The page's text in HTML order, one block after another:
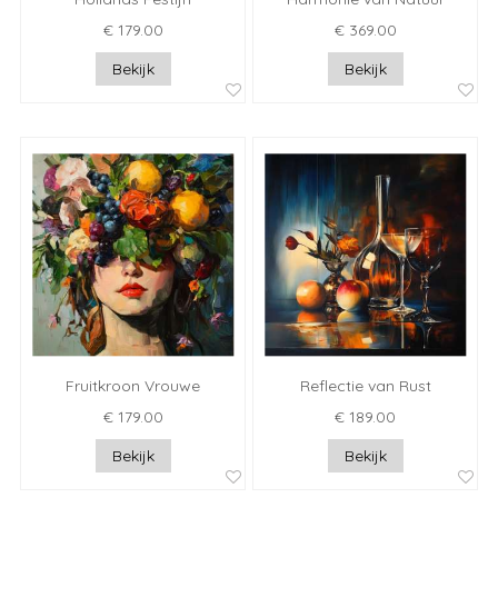
€ 179.00
Bekijk
€ 369.00
Bekijk
Fruitkroon Vrouwe
€ 179.00
Bekijk
Reflectie van Rust
€ 189.00
Bekijk